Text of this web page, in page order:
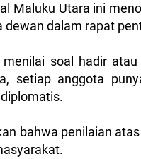
Maluku Utara ini
dewan dalam rapat
menilai soal hadir
setiap anggota
bahwa penilaian